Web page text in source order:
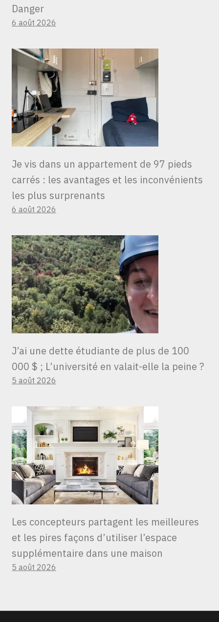
Danger
6 août 2026
Je vis dans un appartement de 97 pieds
carrés : les avantages et les inconvénients
les plus surprenants
6 août 2026
J’ai une dette étudiante de plus de 100
000 $ ; L’université en valait-elle la peine ?
5 août 2026
Les concepteurs partagent les meilleures
et les pires façons d’utiliser l’espace
supplémentaire dans une maison
5 août 2026